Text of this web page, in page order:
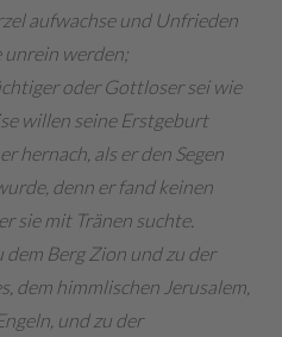
aufwachse und Unfrieden
unrein werden;
oder Gottloser sei wie
willen seine Erstgeburt
hernach, als er den Segen
denn er fand keinen
sie mit Tränen suchte.
Berg Zion und zu der
dem himmlischen Jerusalem,
und zu der